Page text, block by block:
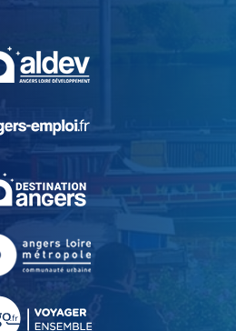
, Ouvre une nouvelle
, Ouvre une nouvelle